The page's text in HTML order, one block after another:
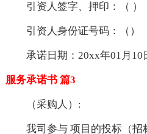
引资人签字、押印：（ ）
引资人身份证号码：（）
承诺日期：20xx年01月10
服务承诺书 篇3
（采购人）:
我司参与 项目的投标（招